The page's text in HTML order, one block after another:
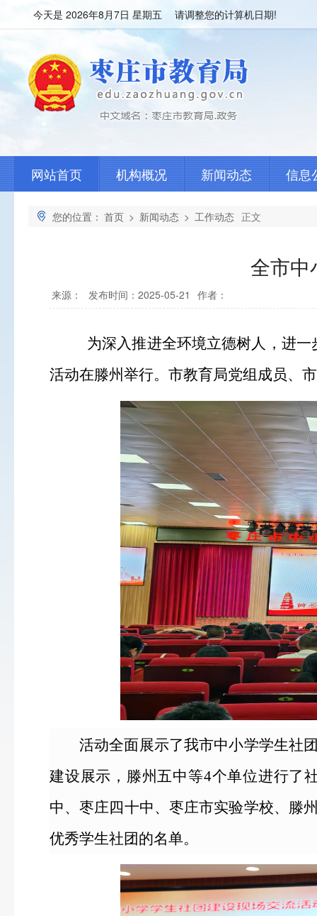
今天是 2026年8月7日 星期五 请调整您的计算机日期!
网站首页 机构概况 新闻动态 信息
您的位置： 首页 > 新闻动态 > 工作动态 正文
全市中
来源： 发布时间：2025-05-21 作者：
为深入推进全环境立德树人，进
活动在滕州举行。市教育局党组成员、
活动全面展示了我市中小学学生社
建设展示，滕州五中等4个单位进行了
中、枣庄四十中、枣庄市实验学校、滕
优秀学生社团的名单。